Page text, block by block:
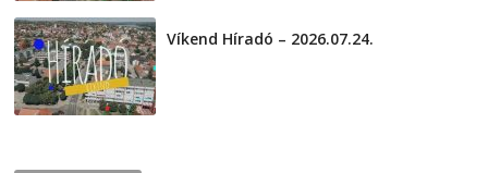
Víkend Híradó – 2026.07.24.